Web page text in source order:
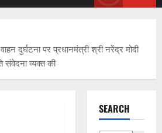
दुर्घटना पर प्रधानमंत्री श्री नरेंद्र मोदी
संवेदना व्यक्त की
SEARCH